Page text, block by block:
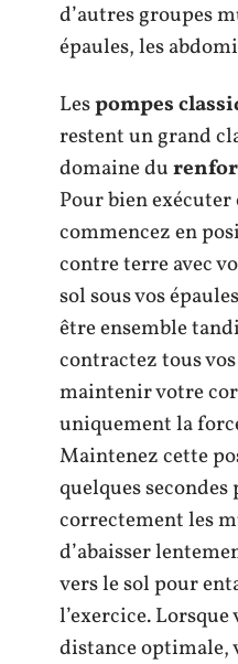
d’autres groupes
épaules, les
Lespompes
restent un grand
domaine du
Pour bien exécuter
commencez en
contre terre avec
sol sous vos
être ensemble
contractez tous
maintenir votre
uniquement la
Maintenez cette
quelques
correctement les
d’abaisser
vers le sol pour
l’exercice.
distance optimale,